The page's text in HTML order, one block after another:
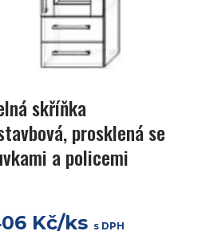
skříňka
prosklená se
a policemi
Kč/ks s DPH